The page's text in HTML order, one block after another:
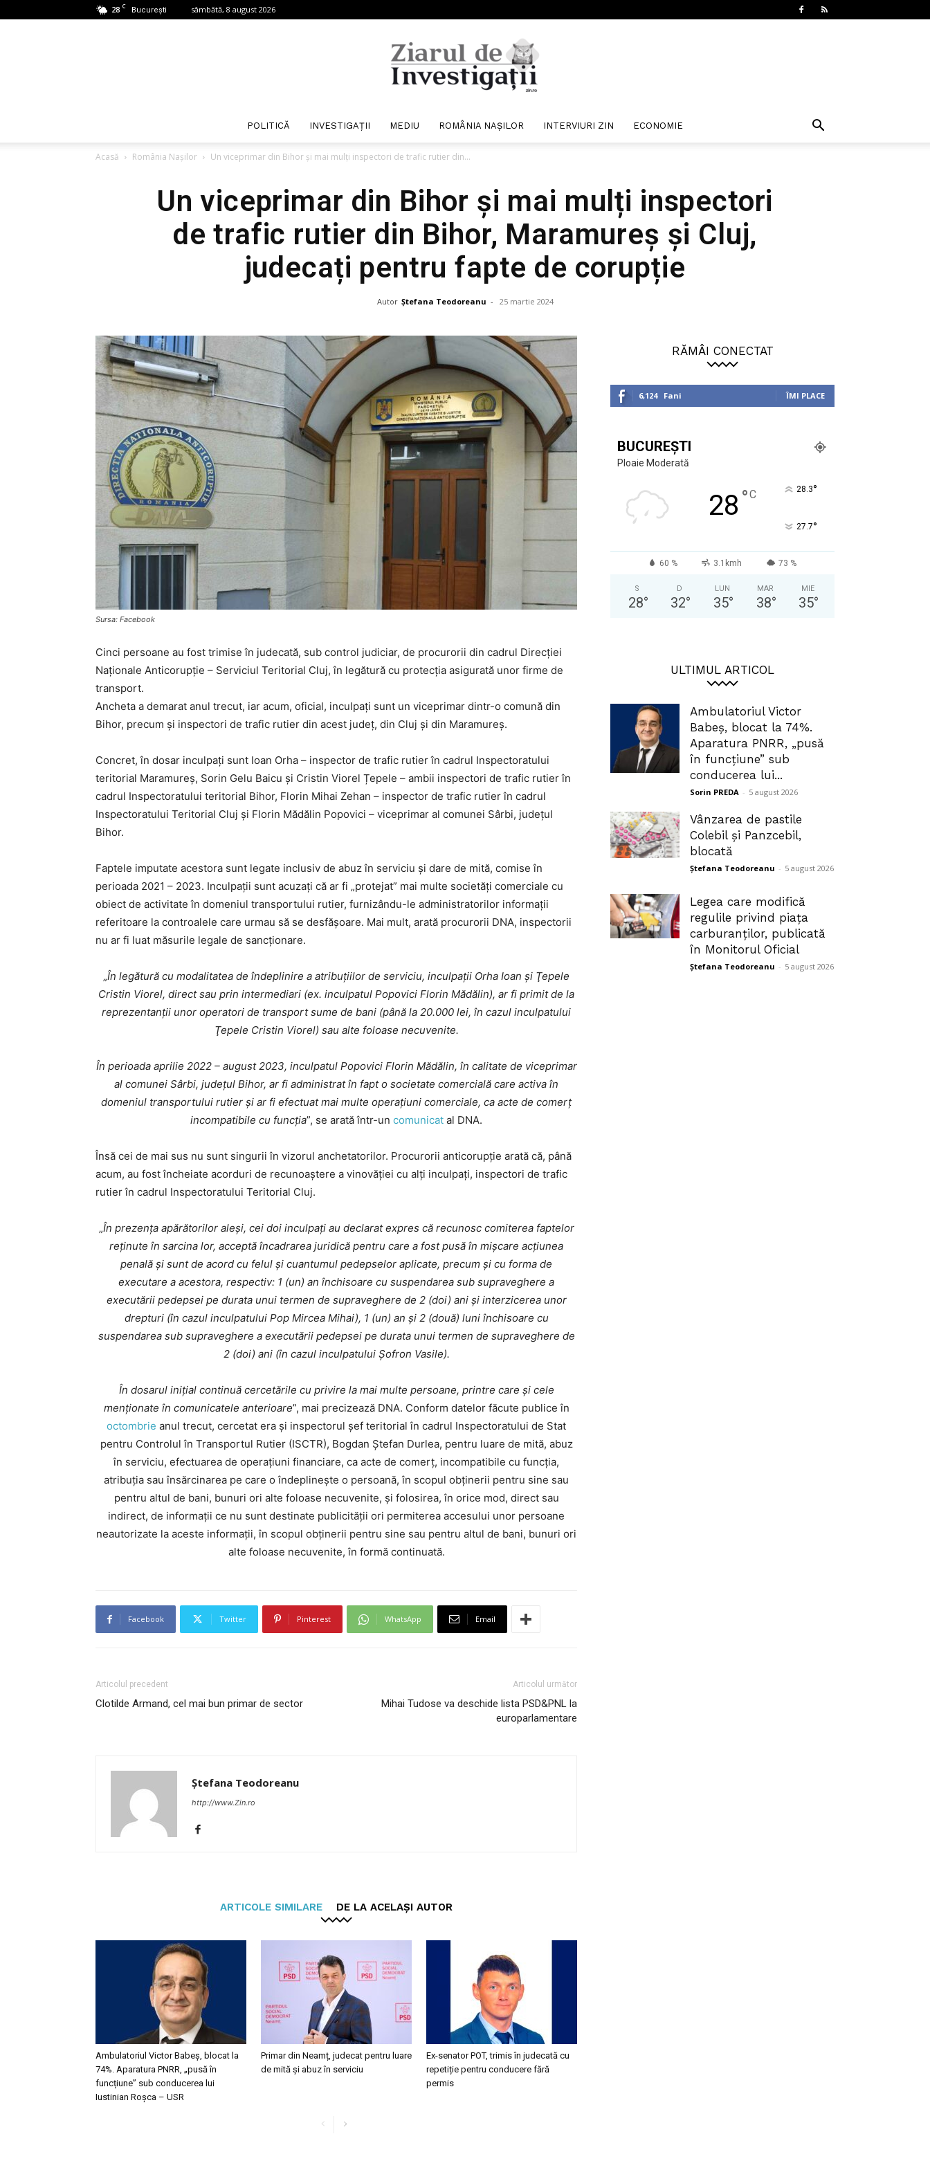
28 C București sâmbătă, 8 august 2026
de
POLITICĂ INVESTIGAȚII MEDIU ROMÂNIA NAȘILOR INTERVIURI ZIN ECONOMIE
Acasă România Nașilor Un viceprimar din Bihor și mai mulți inspectori de trafic rutier din...
Un viceprimar din Bihor și mai mulți inspectori
de trafic rutier din Bihor, Maramureș și Cluj,
judecați pentru fapte de corupție
Autor Ștefana Teodoreanu - 25 martie 2024
Sursa: Facebook
Cinci persoane au fost trimise în judecată, sub control judiciar, de procurorii din cadrul Direcției
Naționale Anticorupție – Serviciul Teritorial Cluj, în legătură cu protecția asigurată unor firme de
transport.
Ancheta a demarat anul trecut, iar acum, oficial, inculpați sunt un viceprimar dintr-o comună din
Bihor, precum și inspectori de trafic rutier din acest județ, din Cluj și din Maramureș.
Concret, în dosar inculpați sunt Ioan Orha – inspector de trafic rutier în cadrul Inspectoratului
teritorial Maramureș, Sorin Gelu Baicu și Cristin Viorel Țepele – ambii inspectori de trafic rutier în
cadrul Inspectoratului teritorial Bihor, Florin Mihai Zehan – inspector de trafic rutier în cadrul
Inspectoratului Teritorial Cluj și Florin Mădălin Popovici – viceprimar al comunei Sârbi, județul
Bihor.
Faptele imputate acestora sunt legate inclusiv de abuz în serviciu și dare de mită, comise în
perioada 2021 – 2023. Inculpații sunt acuzați că ar fi „protejat” mai multe societăți comerciale cu
obiect de activitate în domeniul transportului rutier, furnizându-le administratorilor informaţii
referitoare la controalele care urmau să se desfăşoare. Mai mult, arată procurorii DNA, inspectorii
nu ar fi luat măsurile legale de sancţionare.
„În legătură cu modalitatea de îndeplinire a atribuţiilor de serviciu, inculpații Orha Ioan și Ţepele
Cristin Viorel, direct sau prin intermediari (ex. inculpatul Popovici Florin Mădălin), ar fi primit de la
reprezentanţii unor operatori de transport sume de bani (până la 20.000 lei, în cazul inculpatului
Ţepele Cristin Viorel) sau alte foloase necuvenite.
În perioada aprilie 2022 – august 2023, inculpatul Popovici Florin Mădălin, în calitate de viceprimar
al comunei Sârbi, județul Bihor, ar fi administrat în fapt o societate comercială care activa în
domeniul transportului rutier și ar fi efectuat mai multe operațiuni comerciale, ca acte de comerț
incompatibile cu funcția”, se arată într-un comunicat al DNA.
Însă cei de mai sus nu sunt singurii în vizorul anchetatorilor. Procurorii anticorupție arată că, până
acum, au fost încheiate acorduri de recunoaștere a vinovăției cu alți inculpați, inspectori de trafic
rutier în cadrul Inspectoratului Teritorial Cluj.
„În prezența apărătorilor aleși, cei doi inculpați au declarat expres că recunosc comiterea faptelor
reținute în sarcina lor, acceptă încadrarea juridică pentru care a fost pusă în mișcare acțiunea
penală și sunt de acord cu felul și cuantumul pedepselor aplicate, precum și cu forma de
executare a acestora, respectiv: 1 (un) an închisoare cu suspendarea sub supraveghere a
executării pedepsei pe durata unui termen de supraveghere de 2 (doi) ani și interzicerea unor
drepturi (în cazul inculpatului Pop Mircea Mihai), 1 (un) an și 2 (două) luni închisoare cu
suspendarea sub supraveghere a executării pedepsei pe durata unui termen de supraveghere de
2 (doi) ani (în cazul inculpatului Șofron Vasile).
În dosarul iniţial continuă cercetările cu privire la mai multe persoane, printre care și cele
menționate în comunicatele anterioare”, mai precizează DNA. Conform datelor făcute publice în
octombrie anul trecut, cercetat era și inspectorul șef teritorial în cadrul Inspectoratului de Stat
pentru Controlul în Transportul Rutier (ISCTR), Bogdan Ștefan Durlea, pentru luare de mită, abuz
în serviciu, efectuarea de operaţiuni financiare, ca acte de comerţ, incompatibile cu funcţia,
atribuţia sau însărcinarea pe care o îndeplineşte o persoană, în scopul obţinerii pentru sine sau
pentru altul de bani, bunuri ori alte foloase necuvenite, și folosirea, în orice mod, direct sau
indirect, de informaţii ce nu sunt destinate publicităţii ori permiterea accesului unor persoane
neautorizate la aceste informaţii, în scopul obţinerii pentru sine sau pentru altul de bani, bunuri ori
alte foloase necuvenite, în formă continuată.
Facebook Twitter Pinterest WhatsApp Email
Articolul precedent
Clotilde Armand, cel mai bun primar de sector
Articolul următor
Mihai Tudose va deschide lista PSD&PNL la
europarlamentare
Ștefana Teodoreanu
http://www.Zin.ro
ARTICOLE SIMILARE DE LA ACELAȘI AUTOR
Ambulatoriul Victor Babeș, blocat la
74%. Aparatura PNRR, „pusă în
funcțiune” sub conducerea lui
Iustinian Roșca – USR
Primar din Neamț, judecat pentru luare
de mită și abuz în serviciu
Ex-senator POT, trimis în judecată cu
repetiție pentru conducere fără
permis
RĂMÂI CONECTAT
6,124 Fani ÎMI PLACE
BUCUREȘTI
Ploaie Moderată
28 °C 28.3°
27.7°
60 % 3.1kmh 73 %
S
28°
D
32°
LUN
35°
MAR
38°
MIE
35°
ULTIMUL ARTICOL
Ambulatoriul Victor
Babeș, blocat la 74%.
Aparatura PNRR, „pusă
în funcțiune” sub
conducerea lui...
Sorin PREDA - 5 august 2026
Vânzarea de pastile
Colebil și Panzcebil,
blocată
Ștefana Teodoreanu - 5 august 2026
Legea care modifică
regulile privind piața
carburanților, publicată
în Monitorul Oficial
Ștefana Teodoreanu - 5 august 2026